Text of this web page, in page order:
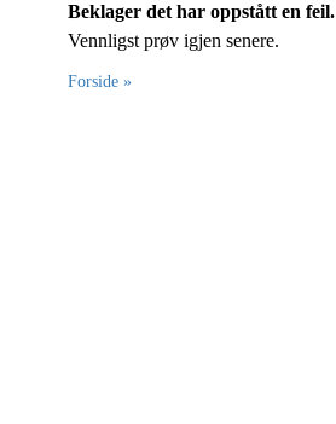
Beklager det har oppstått en feil.
Vennligst prøv igjen senere.
Forside »